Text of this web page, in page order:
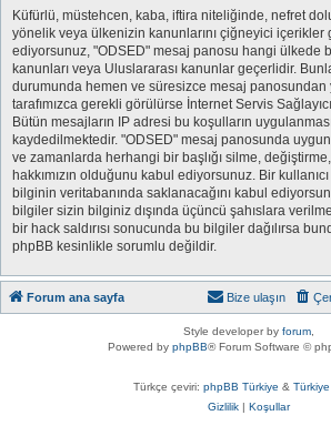
Küfürlü, müstehcen, kaba, iftira niteliğinde, nefret
yönelik veya ülkenizin kanunlarını çiğneyici içerikler
ediyorsunuz, "ODSED" mesaj panosu hangi ülkede
kanunları veya Uluslararası kanunlar geçerlidir.
durumunda hemen ve süresizce mesaj panosundan
tarafımızca gerekli görülürse İnternet Servis
Bütün mesajların IP adresi bu koşulların
kaydedilmektedir. "ODSED" mesaj panosunda
ve zamanlarda herhangi bir başlığı silme,
hakkımızın olduğunu kabul ediyorsunuz. Bir
bilginin veritabanında saklanacağını kabul
bilgiler sizin bilginiz dışında üçüncü şahıslara
bir hack saldırısı sonucunda bu bilgiler dağılırsa
phpBB kesinlikle sorumlu değildir.
Forum ana sayfa Bize ulaşın
Style developer by forum
Powered by phpBB® Forum Software ©
Türkçe çeviri: phpBB Türkiye &
Gizlilik | Koşullar